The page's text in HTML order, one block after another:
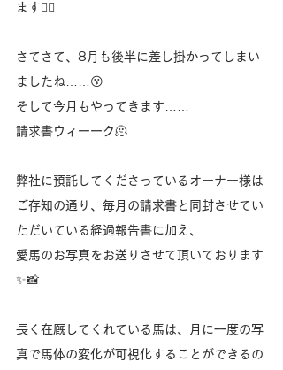
ます🙇‍♀️
さてさて、8月も後半に差し掛かってしまい
ましたね……😗
そして今月もやってきます……
請求書ウィーーク🫠
弊社に預託してくださっているオーナー様は
ご存知の通り、毎月の請求書と同封させてい
ただいている経過報告書に加え、
愛馬のお写真をお送りさせて頂いております
✨️📸
長く在厩してくれている馬は、月に一度の写
真で馬体の変化が可視化することができるの